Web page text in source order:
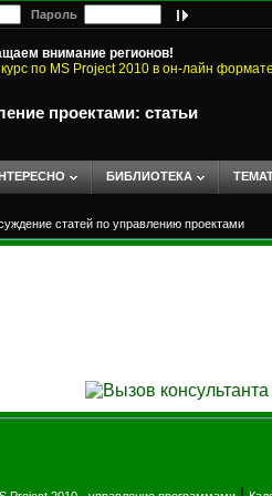
Пароль
внимание регионов!
по MS Project 2010 в он-лайн
проектами: статьи
БИБЛИОТЕКА
статей по управлению проектами